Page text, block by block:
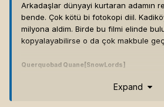
Arkadaşlar dünyayi kurtaran adamın
bende. Çok kötü bi fotokopi diil.
milyona aldim. Birde bu filmi elinde
kopyalayabilirse o da çok makbule
Querquobad Quane[SnowLords]
[Bu mesaj Estel_Anorien tarafından 31 May
Expand